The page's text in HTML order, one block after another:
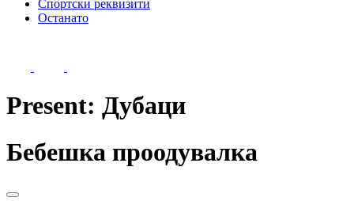
Спортски реквизити
Останато
Present: Дубаци
Бебешка проодувалка